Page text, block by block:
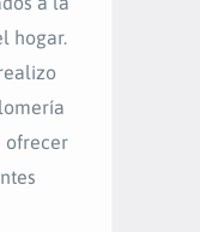
hogar.
ofrecer